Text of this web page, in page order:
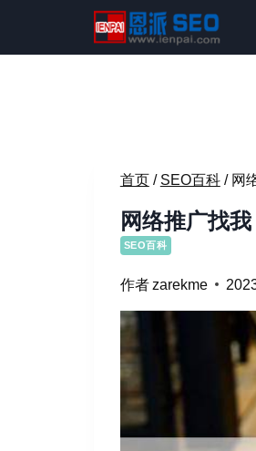
内
首页 / SEO百科 / 网
网络推广找我
SEO百科
作者zarekme